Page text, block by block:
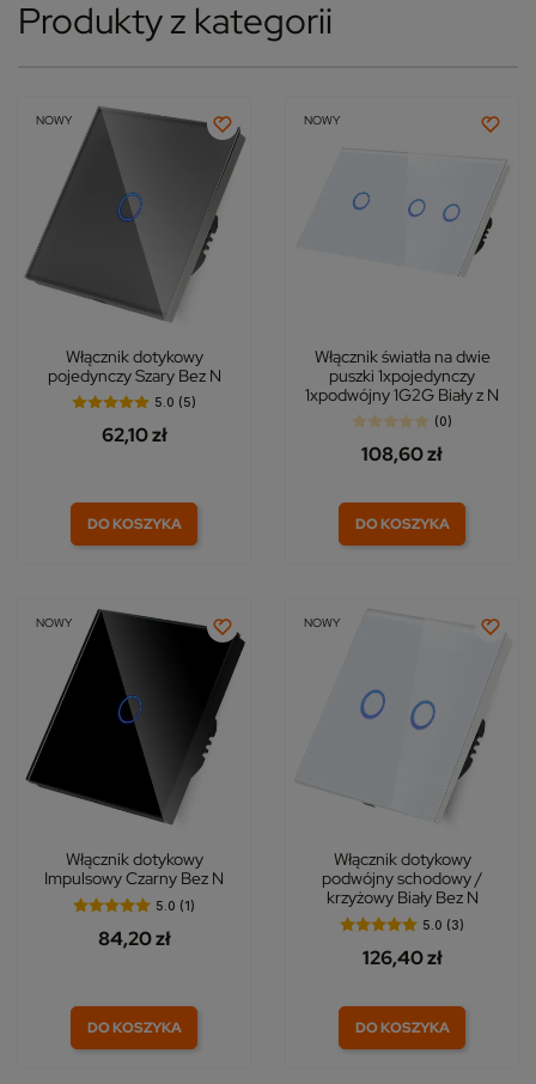
Produkty z kategorii
NOWY
Włącznik dotykowy
pojedynczy Szary Bez N
5.0 (5)
62,10 zł
DO KOSZYKA
NOWY
Włącznik światła na dwie
puszki 1xpojedynczy
1xpodwójny 1G2G Biały z N
(0)
108,60 zł
DO KOSZYKA
NOWY
Włącznik dotykowy
Impulsowy Czarny Bez N
5.0 (1)
84,20 zł
DO KOSZYKA
NOWY
Włącznik dotykowy
podwójny schodowy /
krzyżowy Biały Bez N
5.0 (3)
126,40 zł
DO KOSZYKA